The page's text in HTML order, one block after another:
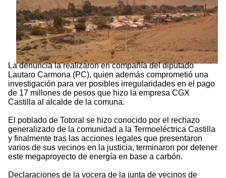
La denuncia la realizaron en compañía del diputado
Lautaro Carmona (PC), quien además comprometió una
investigación para ver posibles irregularidades en el pago
de 17 millones de pesos que hizo la empresa CGX
Castilla al alcalde de la comuna.
El poblado de Totoral se hizo conocido por el rechazo
generalizado de la comunidad a la Termoeléctrica Castilla
y finalmente tras las acciones legales que presentaron
varios de sus vecinos en la justicia, terminaron por detener
este megaproyecto de energía en base a carbón.
Declaraciones de la vocera de la junta de vecinos de